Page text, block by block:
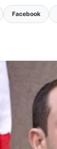
Facebook